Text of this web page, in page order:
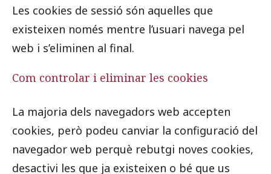
Les cookies de sessió són aquelles que
existeixen només mentre l’usuari navega pel
web i s’eliminen al final.
Com controlar i eliminar les cookies
La majoria dels navegadors web accepten
cookies, però podeu canviar la configuració del
navegador web perquè rebutgi noves cookies,
desactivi les que ja existeixen o bé que us